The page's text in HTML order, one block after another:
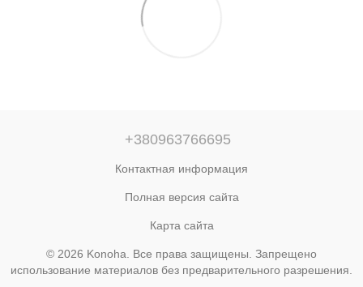
+380963766695
Контактная информация
Полная версия сайта
Карта сайта
© 2026 Konoha. Все права защищены. Запрещено
использование материалов без предварительного разрешения.